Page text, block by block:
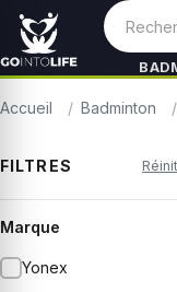
Accueil Badminton
FILTRES
Marque
Yonex